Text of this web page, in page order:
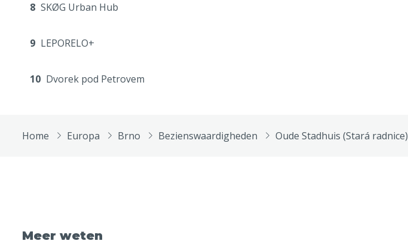
8 SKØG Urban Hub
9 LEPORELO+
10 Dvorek pod Petrovem
Home Europa Brno Bezienswaardigheden Oude Stadhuis (Stará radnice)
Meer weten